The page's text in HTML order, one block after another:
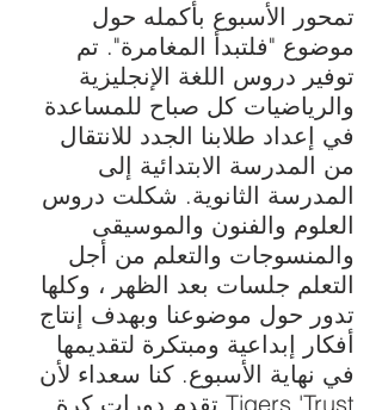
تمحور الأسبوع بأكمله حول
موضوع "فلتبدأ المغامرة". تم
توفير دروس اللغة الإنجليزية
والرياضيات كل صباح للمساعدة
في إعداد طلابنا الجدد للانتقال
من المدرسة الابتدائية إلى
المدرسة الثانوية. شكلت دروس
العلوم والفنون والموسيقى
والمنسوجات والتعلم من أجل
التعلم جلسات بعد الظهر ، وكلها
تدور حول موضوعنا وبهدف إنتاج
أفكار إبداعية ومبتكرة لتقديمها
في نهاية الأسبوع. كنا سعداء لأن
Tigers 'Trust تقدم دورات كرة